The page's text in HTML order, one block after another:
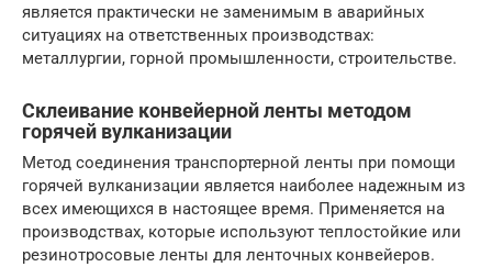
является практически не заменимым в аварийных
ситуациях на ответственных производствах:
металлургии, горной промышленности, строительстве.
Склеивание конвейерной ленты методом
горячей вулканизации
Метод соединения транспортерной ленты при помощи
горячей вулканизации является наиболее надежным из
всех имеющихся в настоящее время. Применяется на
производствах, которые используют теплостойкие или
резинотросовые ленты для ленточных конвейеров.